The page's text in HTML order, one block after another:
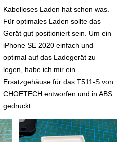
Kabelloses Laden hat schon was.
Für optimales Laden sollte das
Gerät gut positioniert sein. Um ein
iPhone SE 2020 einfach und
optimal auf das Ladegerät zu
legen, habe ich mir ein
Ersatzgehäuse für das T511-S von
CHOETECH entworfen und in ABS
gedruckt.